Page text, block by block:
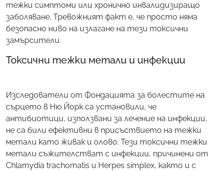
тежки симптоми или хронично инвалидизиращо
заболяване. Тревожният факт е, че просто няма
безопасно ниво на излагане на тези токсични
замърсители.
Токсични тежки метали и инфекции
Изследователи от Фондацията за болестите на
сърцето в Ню Йорк са установили, че
антибиотици, използвани за лечение на инфекции,
не са били ефективни в присъствието на тежки
метали като живак и олово. Тези токсични тежки
метали съжителстват с инфекции, причинени от
Chlamydia trachomatis и Herpes simplex, както и с